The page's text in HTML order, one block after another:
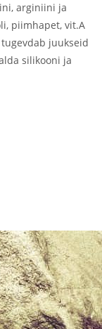
arginiini ja
piimhapet, vit.A
juukseid
silikooni ja